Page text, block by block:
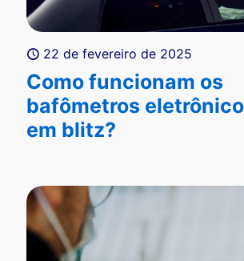
22 de fevereiro de 2025
Como funcionam os
bafômetros
em blitz?